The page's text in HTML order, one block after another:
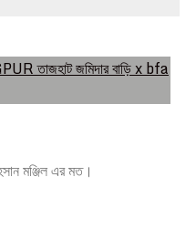
মঞ্জিল এর মত।